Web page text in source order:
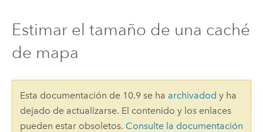
Estimar el tamaño de una caché
de mapa
Esta documentación de 10.9 se ha archivadod y ha
dejado de actualizarse. El contenido y los enlaces
pueden estar obsoletos. Consulte la documentación